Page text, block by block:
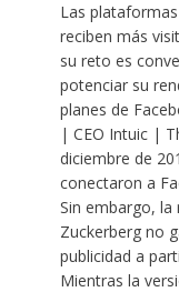
Las
reciben más
su reto es
potenciar su
planes de
| CEO Intuic |
diciembre de
conectaron a
Sin embargo,
Zuckerberg no
publicidad a
Mientras la